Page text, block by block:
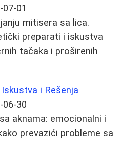
07-01
mitisera sa lica.
preparati i iskustva
tačaka i proširenih
i Rešenja
06-30
aknama: emocionalni i
prevazići probleme sa